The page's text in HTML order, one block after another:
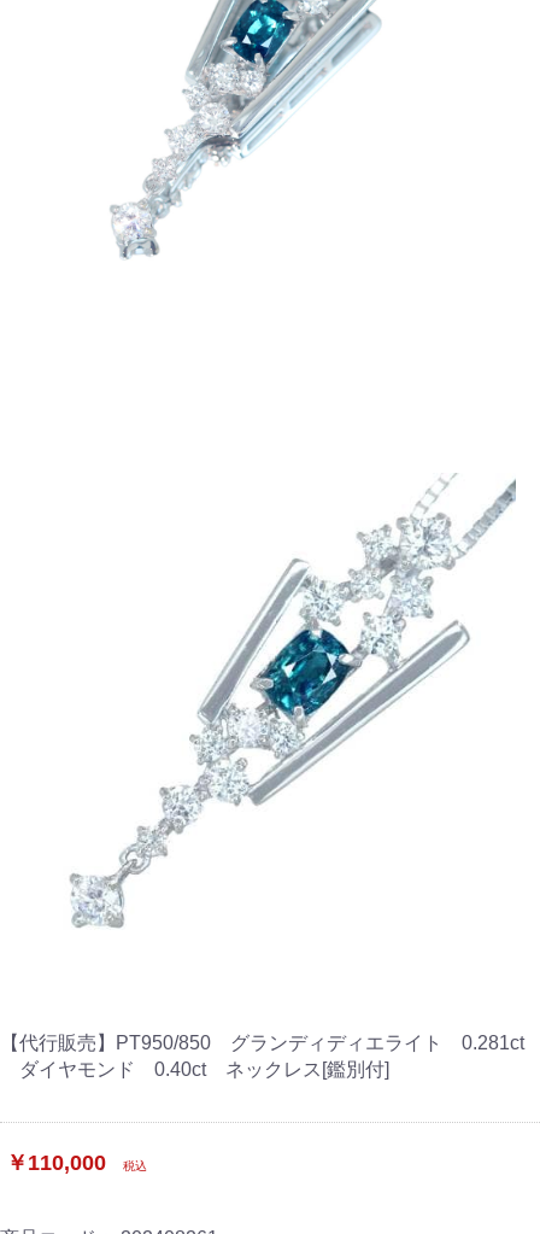
【代行販売】PT950/850 グランディディエライト 0.281ct
ダイヤモンド 0.40ct ネックレス[鑑別付]
￥110,000 税込